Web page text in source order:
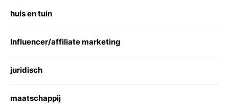
huis en tuin
Influencer/affiliate marketing
juridisch
maatschappij